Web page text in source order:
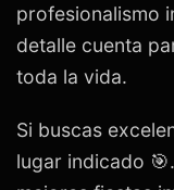
profesionalismo
detalle cuenta
toda la vida.
Si buscas
lugar indicado